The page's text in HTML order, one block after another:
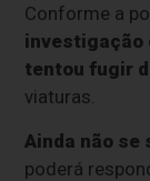
Conforme a
investigação
tentou fugir
viaturas.
Ainda não se
poderá